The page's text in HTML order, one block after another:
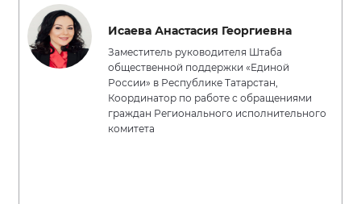
Исаева Анастасия Георгиевна
Заместитель руководителя Штаба
общественной поддержки «Единой
России» в Республике Татарстан,
Координатор по работе с обращениями
граждан Регионального исполнительного
комитета